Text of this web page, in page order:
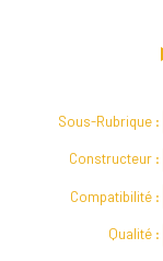
Sous-Rubrique :
Constructeur :
Compatibilité :
Qualité :